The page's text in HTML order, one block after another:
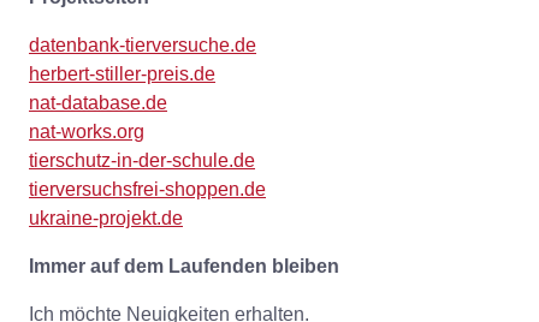
datenbank-tierversuche.de
herbert-stiller-preis.de
nat-database.de
nat-works.org
tierschutz-in-der-schule.de
tierversuchsfrei-shoppen.de
ukraine-projekt.de
Immer auf dem Laufenden bleiben
Ich möchte Neuigkeiten erhalten.